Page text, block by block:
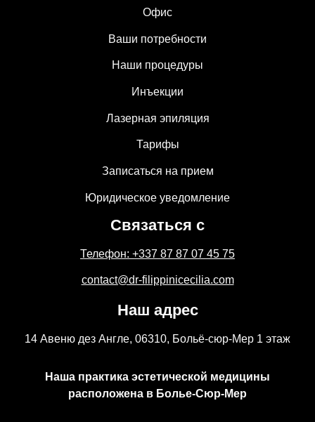
Офис
Ваши потребности
Наши процедуры
Инъекции
Лазерная эпиляция
Тарифы
Записаться на прием
Юридическое уведомление
Связаться с
Телефон: +337 87 87 07 45 75
contact@dr-filippinicecilia.com
Наш адрес
14 Авеню дез Англе, 06310, Больё-сюр-Мер 1 этаж
Наша практика эстетической медицины
расположена в Болье-Сюр-Мер